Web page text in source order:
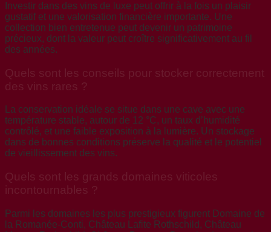
Investir dans des vins de luxe peut offrir à la fois un plaisir
gustatif et une valorisation financière importante. Une
collection bien entretenue peut devenir un patrimoine
précieux, dont la valeur peut croître significativement au fil
des années.
Quels sont les conseils pour stocker correctement
des vins rares ?
La conservation idéale se situe dans une cave avec une
température stable, autour de 12 °C, un taux d’humidité
contrôlé, et une faible exposition à la lumière. Un stockage
dans de bonnes conditions préserve la qualité et le potentiel
de vieillissement des vins.
Quels sont les grands domaines viticoles
incontournables ?
Parmi les domaines les plus prestigieux figurent Domaine de
la Romanée-Conti, Château Lafite Rothschild, Château